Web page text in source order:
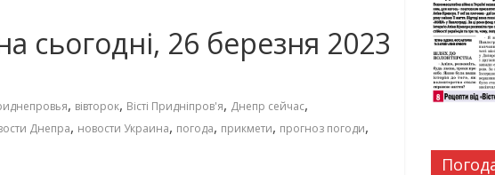
сьогодні, 26 березня 2023
, вівторок, Вісті Придніпров'я, Днепр сейчас,
Днепра, новости Украина, погода, прикмети, прогноз погоди,